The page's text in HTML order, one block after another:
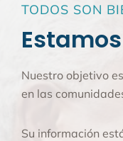
TODOS SON
Nuestro objetivo
en las
Su información